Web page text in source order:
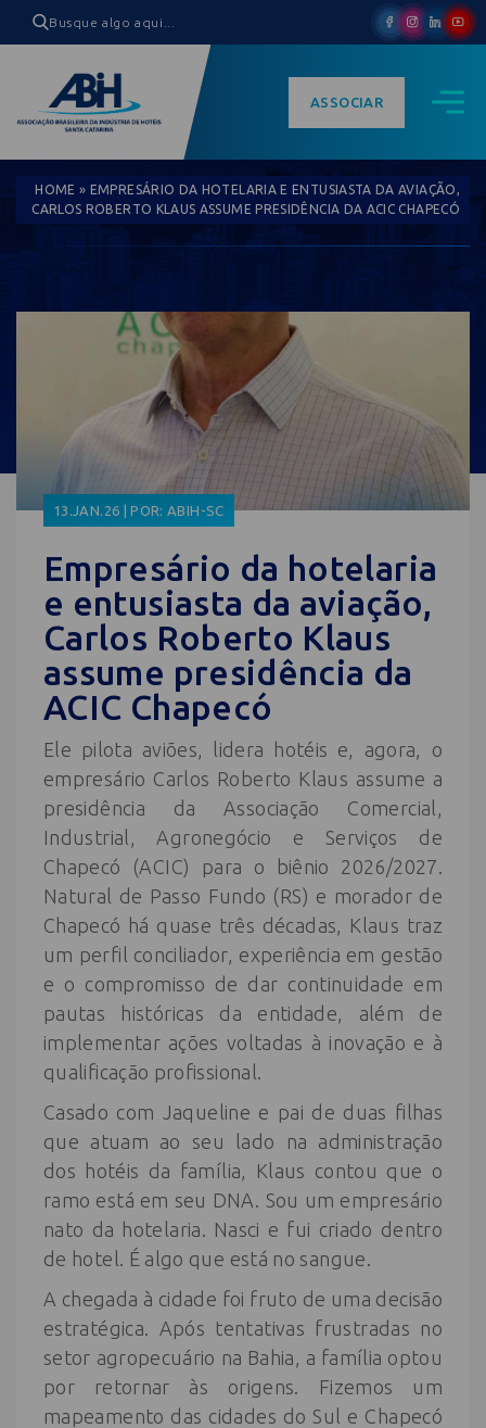
ASSOCIAR
HOME » EMPRESÁRIO DA HOTELARIA E ENTUSIASTA DA AVIAÇÃO,
CARLOS ROBERTO KLAUS ASSUME PRESIDÊNCIA DA ACIC CHAPECÓ
13.JAN.26 | POR: ABIH-SC
Empresário da hotelaria
e entusiasta da aviação,
Carlos Roberto Klaus
assume presidência da
ACIC Chapecó
Ele pilota aviões, lidera hotéis e, agora, o
empresário Carlos Roberto Klaus assume a
presidência da Associação Comercial,
Industrial, Agronegócio e Serviços de
Chapecó (ACIC) para o biênio 2026/2027.
Natural de Passo Fundo (RS) e morador de
Chapecó há quase três décadas, Klaus traz
um perfil conciliador, experiência em gestão
e o compromisso de dar continuidade em
pautas históricas da entidade, além de
implementar ações voltadas à inovação e à
qualificação profissional.
Casado com Jaqueline e pai de duas filhas
que atuam ao seu lado na administração
dos hotéis da família, Klaus contou que o
ramo está em seu DNA. Sou um empresário
nato da hotelaria. Nasci e fui criado dentro
de hotel. É algo que está no sangue.
A chegada à cidade foi fruto de uma decisão
estratégica. Após tentativas frustradas no
setor agropecuário na Bahia, a família optou
por retornar às origens. Fizemos um
mapeamento das cidades do Sul e Chapecó